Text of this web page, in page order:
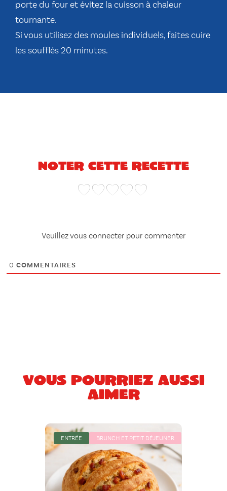
porte du four et évitez la cuisson à chaleur
tournante.
Si vous utilisez des moules individuels, faites cuire
les soufflés 20 minutes.
Noter cette recette
Veuillez vous connecter pour commenter
0 COMMENTAIRES
Vous pourriez aussi
aimer
ENTRÉE BRUNCH ET PETIT DÉJEUNER